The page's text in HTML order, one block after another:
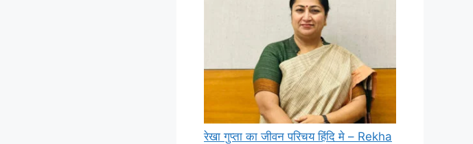
रेखा गुप्ता का जीवन परिचय हिंदि मे – Rekha